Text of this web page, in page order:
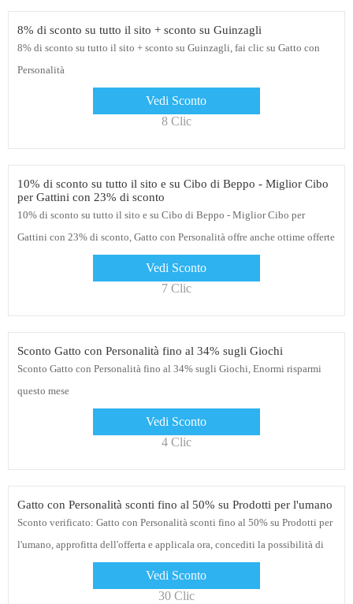
8% di sconto su tutto il sito + sconto su Guinzagli
8% di sconto su tutto il sito + sconto su Guinzagli, fai clic su Gatto con
Personalità
Vedi Sconto
8 Clic
10% di sconto su tutto il sito e su Cibo di Beppo - Miglior Cibo
per Gattini con 23% di sconto
10% di sconto su tutto il sito e su Cibo di Beppo - Miglior Cibo per
Gattini con 23% di sconto, Gatto con Personalità offre anche ottime offerte
Vedi Sconto
7 Clic
Sconto Gatto con Personalità fino al 34% sugli Giochi
Sconto Gatto con Personalità fino al 34% sugli Giochi, Enormi risparmi
questo mese
Vedi Sconto
4 Clic
Gatto con Personalità sconti fino al 50% su Prodotti per l'umano
Sconto verificato: Gatto con Personalità sconti fino al 50% su Prodotti per
l'umano, approfitta dell'offerta e applicala ora, concediti la possibilità di
Vedi Sconto
30 Clic